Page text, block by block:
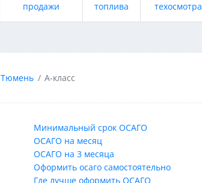
продажи
топлива
техосмотра
Тюмень А-класс
Минимальный срок ОСАГО
ОСАГО на месяц
ОСАГО на 3 месяца
Оформить осаго самостоятельно
Где лучше оформить ОСАГО